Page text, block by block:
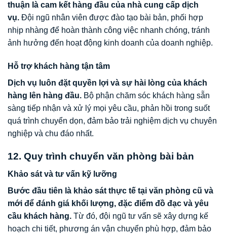
thuận là cam kết hàng đầu của nhà cung cấp dịch
vụ. Đội ngũ nhân viên được đào tạo bài bản, phối hợp
nhịp nhàng để hoàn thành công việc nhanh chóng, tránh
ảnh hưởng đến hoạt động kinh doanh của doanh nghiệp.
Hỗ trợ khách hàng tận tâm
Dịch vụ luôn đặt quyền lợi và sự hài lòng của khách
hàng lên hàng đầu. Bộ phận chăm sóc khách hàng sẵn
sàng tiếp nhận và xử lý mọi yêu cầu, phản hồi trong suốt
quá trình chuyển dọn, đảm bảo trải nghiệm dịch vụ chuyên
nghiệp và chu đáo nhất.
12. Quy trình chuyển văn phòng bài bản
Khảo sát và tư vấn kỹ lưỡng
Bước đầu tiên là khảo sát thực tế tại văn phòng cũ và
mới để đánh giá khối lượng, đặc điểm đồ đạc và yêu
cầu khách hàng. Từ đó, đội ngũ tư vấn sẽ xây dựng kế
hoạch chi tiết, phương án vận chuyển phù hợp, đảm bảo